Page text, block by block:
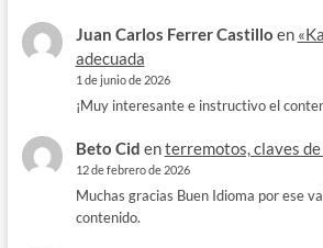
Juan Carlos Ferrer Castillo en
adecuada
1 de junio de 2026
¡Muy interesante e instructivo el
Beto Cid enterremotos, claves
12 de febrero de 2026
Muchas gracias Buen Idioma por ese
contenido.